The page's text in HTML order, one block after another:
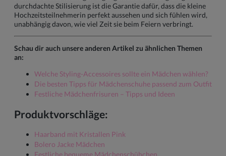
durchdachte Stilisierung ist die Garantie dafür, dass die kleine
Hochzeitsteilnehmerin perfekt aussehen und sich fühlen wird,
unabhängig davon, wie viel Zeit sie beim Feiern verbringt.
Schau dir auch unsere anderen Artikel zu ähnlichen Themen
an:
Welche Styling-Accessoires sollte ein Mädchen wählen?
Die besten Tipps für Mädchenschuhe passend zum Outfit
Festliche Mädchenfrisuren – Tipps und Ideen
Produktvorschläge:
Haarband mit Kristallen Pink
Bolero Jacke Mädchen
Festliche bequeme Mädchenschühchen